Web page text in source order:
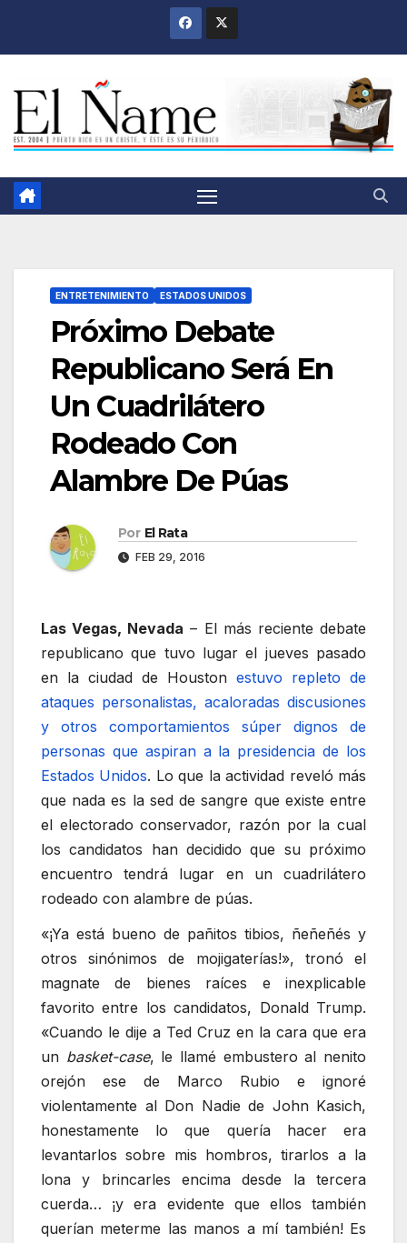
ENTRETENIMIENTO ESTADOS UNIDOS
Próximo Debate
Republicano Será En
Un Cuadrilátero
Rodeado Con
Alambre De Púas
Por El Rata
FEB 29, 2016
Las Vegas, Nevada – El más reciente debate
republicano que tuvo lugar el jueves pasado
en la ciudad de Houston estuvo repleto de
ataques personalistas, acaloradas discusiones
y otros comportamientos súper dignos de
personas que aspiran a la presidencia de los
Estados Unidos. Lo que la actividad reveló más
que nada es la sed de sangre que existe entre
el electorado conservador, razón por la cual
los candidatos han decidido que su próximo
encuentro tendrá lugar en un cuadrilátero
rodeado con alambre de púas.
«¡Ya está bueno de pañitos tibios, ñeñeñés y
otros sinónimos de mojigaterías!», tronó el
magnate de bienes raíces e inexplicable
favorito entre los candidatos, Donald Trump.
«Cuando le dije a Ted Cruz en la cara que era
un basket-case, le llamé embustero al nenito
orejón ese de Marco Rubio e ignoré
violentamente al Don Nadie de John Kasich,
honestamente lo que quería hacer era
levantarlos sobre mis hombros, tirarlos a la
lona y brincarles encima desde la tercera
cuerda… ¡y era evidente que ellos también
querían meterme las manos a mí también! Es